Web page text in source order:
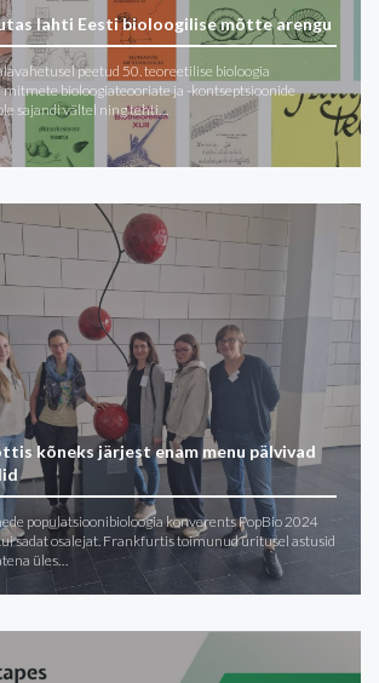
lahti Eesti bioloogilise mõtte arengu
peetud 50. teoreetilise bioloogia
bioloogiateooriate ja -kontseptsioonide
sajandi vältel ning tehti…
kõneks järjest enam menu pälvivad
populatsioonibioloogia konverents PopBio 2024
sadat osalejat. Frankfurtis toimunud üritusel astusid
üles…